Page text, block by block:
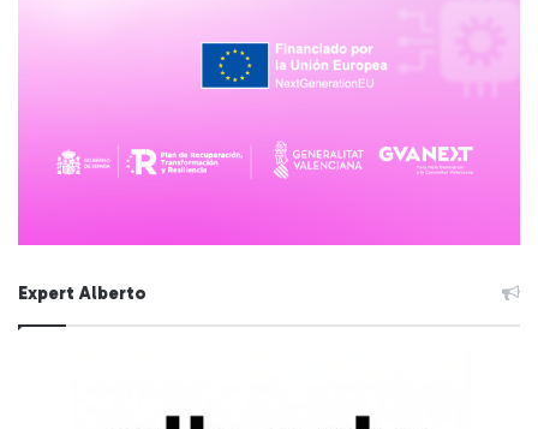
Expert Alberto